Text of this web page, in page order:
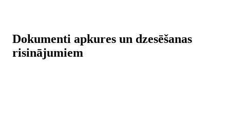
Dokumenti apkures un dzesēšanas
risinājumiem